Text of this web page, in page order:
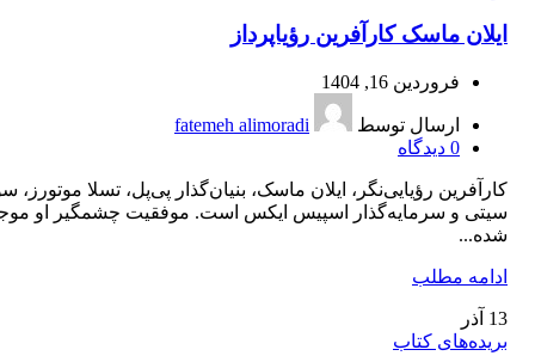
ایلان ماسک کارآفرین رؤیاپرداز
فروردین 16, 1404
ارسال توسط
fatemeh alimoradi
0 دیدگاه
کارآفرین رؤیایی‌نگر، ایلان ماسک، بنیان‌گذار پی‌پل، تسلا موتورز،
سیتی و سرمایه‌گذار اسپیس ایکس است. موفقیت چشمگیر او
شده...
ادامه مطلب
13 آذر
بریده‌های کتاب